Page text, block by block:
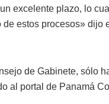
excelente plazo, lo
de estos procesos»
de Gabinete, sólo
al portal de Panamá